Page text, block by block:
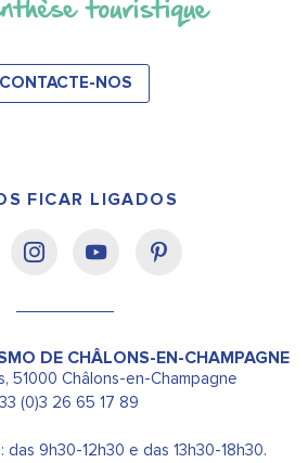
CONTACTE-NOS
FICAR LIGADOS
DE CHÂLONS-EN-CHAMPAGNE
51000 Châlons-en-Champagne
(0)3 26 65 17 89
9h30-12h30 e das 13h30-18h30.